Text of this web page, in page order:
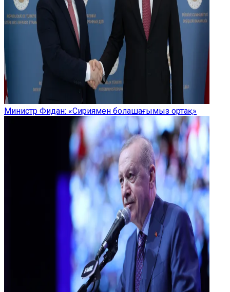
Министр Фидан: «Сириямен болашағымыз ортақ»